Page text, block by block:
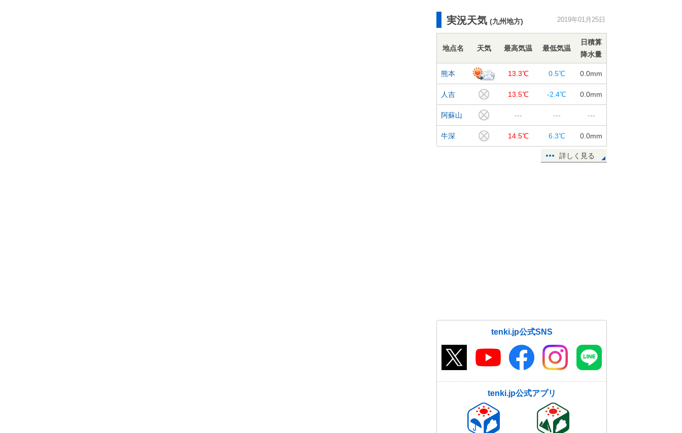
関東にも今季一番の寒気 平野部で
発達する低気圧 雪や凍結に注意
東北
25日12:35
週間 土曜は西と東で 火曜は北
で 大雪に
25日11:56
カラカラ関東 過去30日間 降水0
26～27日 東・西日本 平野部でも
積雪
25日06:05
25日関東 夜は平地でも雪か
25日04:52
実況天気 (九州地方) 2019年01月25日
地点名 天気 最高気温 最低気温
日積算
降水量
熊本 13.3℃ 0.5℃ 0.0mm
人吉 13.5℃ -2.4℃ 0.0mm
阿蘇山 --- --- ---
牛深 14.5℃ 6.3℃ 0.0mm
詳しく見る
tenki.jp公式SNS
tenki.jp公式アプリ